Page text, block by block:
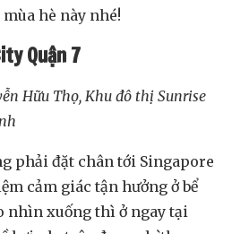
hè này nhé!
Quận 7
Hữu Thọ, Khu đô thị Sunrise
phải đặt chân tới Singapore
cảm giác tận hưởng ở bể
nhìn xuống thì ở ngay tại